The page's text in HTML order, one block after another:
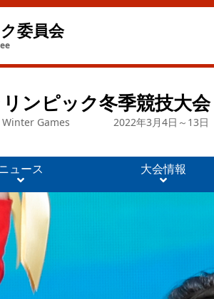
委員会
ンピック冬季競技大会
Games 2022年3月4日～13日
ュース 大会情報